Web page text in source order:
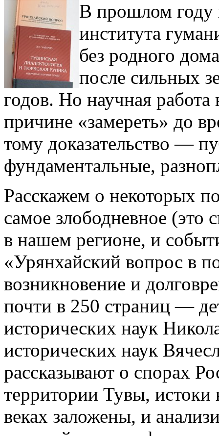
В прошлом году
института
без родного
после сильных
годов. Но научная
причине «замереть» до
тому доказательство —
фундаментальные,
Расскажем о некоторых
самое злободневное
в нашем регионе, и
«Урянхайский вопрос в
возникновение и
почти в 250 страниц —
исторических наук
исторических наук
рассказывают о спорах
территории Тувы,
веках заложены, и